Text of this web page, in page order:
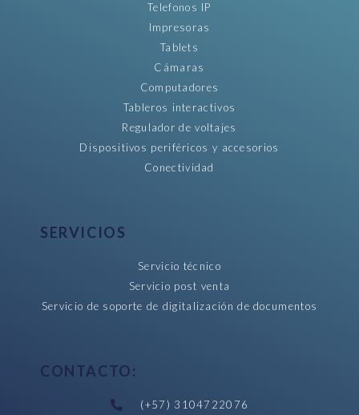
Telefonos IP
Impresoras
Tablets
Cámaras
Computadores
Tableros interactivos
Regulador de voltajes
Dispositivos periféricos y accesorios
Conectividad
SERVICIOS
Servicio técnico
Servicio post venta
Servicio de soporte de digitalización de documentos
CONTACTO:
(+57) 3104722076